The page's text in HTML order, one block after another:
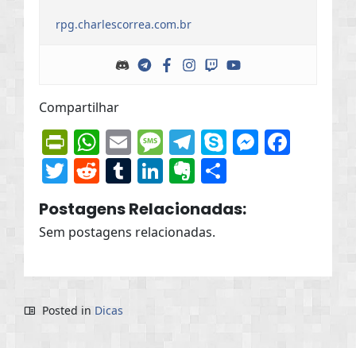
rpg.charlescorrea.com.br
Compartilhar
PrintFriendly
WhatsApp
EmailMessage
Telegram
Skype
Twitter
Reddit
Tumblr
LinkedIn
Evernote
Postagens Relacionadas:
Sem postagens relacionadas.
Posted in Dicas